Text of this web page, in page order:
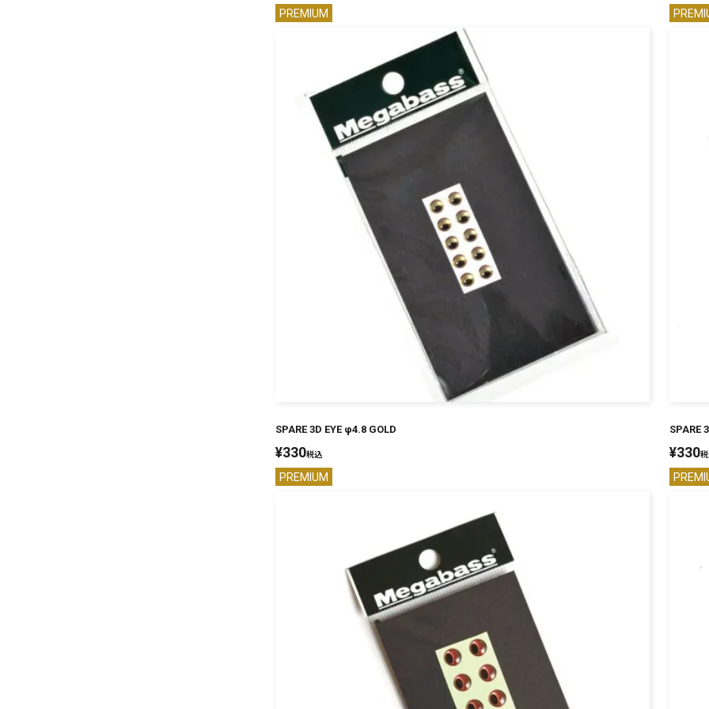
PREMIUM
SPARE 3D EYE φ4.8 GOLD
¥330税込
PREMIUM
SPARE
¥330